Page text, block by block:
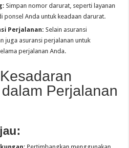
Simpan nomor darurat, seperti layanan
ponsel Anda untuk keadaan darurat.
Perjalanan: Selain asuransi
juga asuransi perjalanan untuk
perjalanan Anda.
Perjalanan